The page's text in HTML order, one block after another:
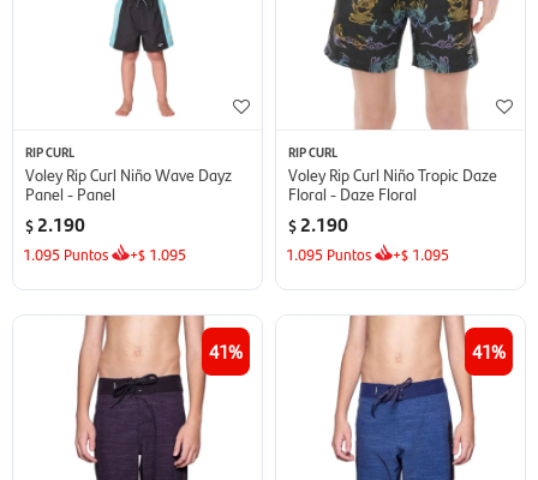
RIP CURL
Voley Rip Curl Niño Wave Dayz
Panel - Panel
$ 2.190
1.095 Puntos +$ 1.095
RIP CURL
Voley Rip Curl Niño Tropic Daze
Floral - Daze Floral
$ 2.190
1.095 Puntos +$ 1.095
41 41